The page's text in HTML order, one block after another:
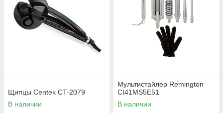
Щипцы Centek CT-2079
В наличии
Мультистайлер Remington
CI41MS5E51
В наличии